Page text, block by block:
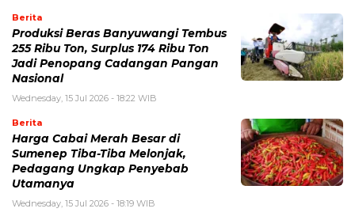
Berita
Produksi Beras Banyuwangi Tembus
255 Ribu Ton, Surplus 174 Ribu Ton
Jadi Penopang Cadangan Pangan
Nasional
Wednesday, 15 Jul 2026 - 18:22 WIB
Berita
Harga Cabai Merah Besar di
Sumenep Tiba-Tiba Melonjak,
Pedagang Ungkap Penyebab
Utamanya
Wednesday, 15 Jul 2026 - 18:19 WIB